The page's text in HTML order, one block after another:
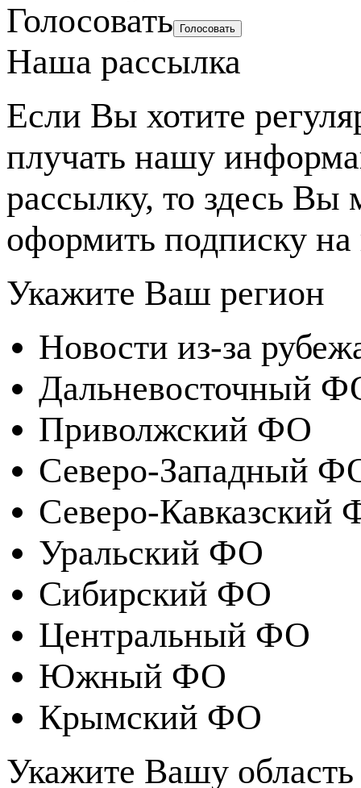
Голосовать
Наша рассылка
Если Вы хотите
плучать нашу
рассылку, то здесь Вы
оформить подписку на
Укажите Ваш регион
Новости из-за
Дальневосточный
Приволжский ФО
Северо-Западный
Северо-Кавказский
Уральский ФО
Сибирский ФО
Центральный ФО
Южный ФО
Крымский ФО
Укажите Вашу область